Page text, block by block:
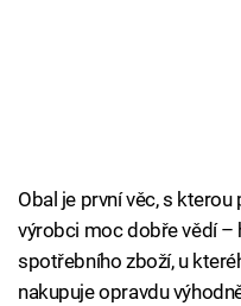
Obal je první věc, s
výrobci moc dobře vědí –
spotřebního zboží, u
nakupuje opravdu